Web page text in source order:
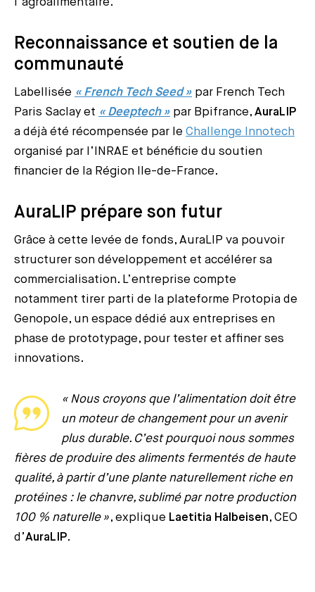
Reconnaissance et soutien de la
communauté
Labellisée « French Tech Seed » par French Tech
Paris Saclay et « Deeptech » par Bpifrance, AuraLIP
a déjà été récompensée par le Challenge Innotech
organisé par l’INRAE et bénéficie du soutien
financier de la Région Ile-de-France.
AuraLIP prépare son futur
Grâce à cette levée de fonds, AuraLIP va pouvoir
structurer son développement et accélérer sa
commercialisation. L’entreprise compte
notamment tirer parti de la plateforme Protopia de
Genopole, un espace dédié aux entreprises en
phase de prototypage, pour tester et affiner ses
innovations.
« Nous croyons que l’alimentation doit être
un moteur de changement pour un avenir
plus durable. C’est pourquoi nous sommes
fières de produire des aliments fermentés de haute
qualité, à partir d’une plante naturellement riche en
protéines : le chanvre, sublimé par notre production
100 % naturelle », explique Laetitia Halbeisen, CEO
d’AuraLIP.